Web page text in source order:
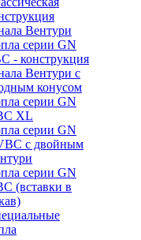
Вентури
серии GN
- конструкция
Вентури c
конусом
серии GN
XL
серии GN
с двойным
серии GN
(вставки в